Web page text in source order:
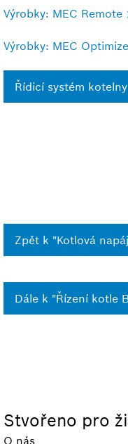
Výrobky: MEC Remote
Výrobky: MEC Optimize
Řídicí systém
Zpět k "Kotlová
Dále k "Řízení kotle
Stvořeno pro
O nás